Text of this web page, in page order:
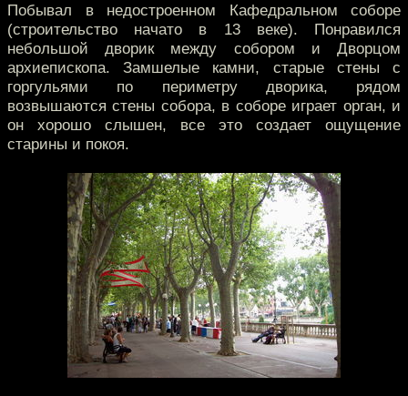
Побывал в недостроенном Кафедральном соборе
(строительство начато в 13 веке). Понравился
небольшой дворик между собором и Дворцом
архиепископа. Замшелые камни, старые стены с
горгульями по периметру дворика, рядом
возвышаются стены собора, в соборе играет орган, и
он хорошо слышен, все это создает ощущение
старины и покоя.